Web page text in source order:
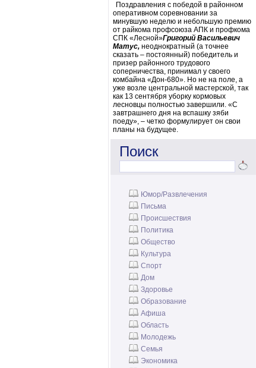
Поздравления с победой в районном
оперативном соревновании за
минувшую неделю и небольшую премию
от райкома профсоюза АПК и профкома
СПК «Лесной»Григорий Васильевич
Матус, неоднократный (а точнее
сказать – постоянный) победитель и
призер районного трудового
соперничества, принимал у своего
комбайна «Дон-680». Но не на поле, а
уже возле центральной мастерской, так
как 13 сентября уборку кормовых
лесновцы полностью завершили. «С
завтрашнего дня на вспашку зяби
поеду», – четко формулирует он свои
планы на будущее.
Поиск
Юмор/Развлечения
Письма
Происшествия
Политика
Общество
Культура
Спорт
Дом
Здоровье
Образование
Афиша
Область
Молодежь
Семья
Экономика